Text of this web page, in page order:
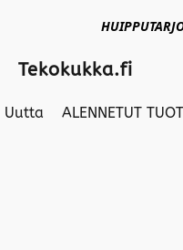
Tekokukka.fi
Uutta ALENNETUT